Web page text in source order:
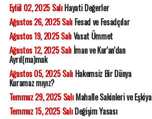
Eylül 02, 2025 SalıHayati Değerler
Ağustos 26, 2025 SalıFesad ve Fesadçılar
Ağustos 19, 2025 SalıVasat Ümmet
Ağustos 12, 2025 Salıİman ve Kur'an'dan
Ayrıl(ma)mak
Ağustos 05, 2025 SalıHakemsiz Bir Dünya
Kuramaz mıyız?
Temmuz 29, 2025 SalıMahalle Sakinleri ve Eşkiya
Temmuz 15, 2025 SalıDeğişim Yasası